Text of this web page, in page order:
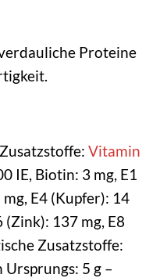
Proteine
Vitamin
IE, Biotin: 3 mg, E1
mg, E4 (Kupfer): 14
(Zink): 137 mg, E8
Zusatzstoffe:
5 g –